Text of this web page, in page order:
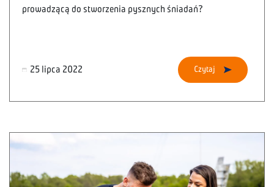
prowadzącą do stworzenia pysznych śniadań?
25 lipca 2022 Czytaj